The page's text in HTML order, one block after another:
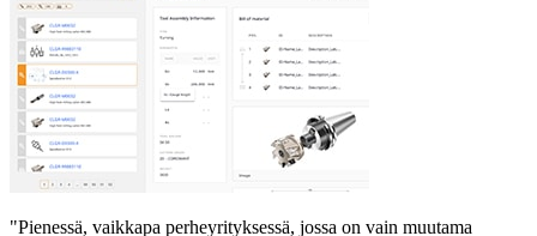
"Pienessä, vaikkapa perheyrityksessä, jossa on vain muutama